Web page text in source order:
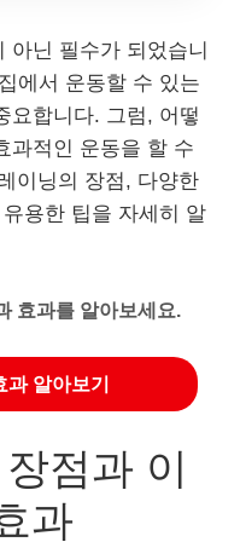
아닌 필수가 되었습니
에서 운동할 수 있는
요합니다. 그럼, 어떻
과적인 운동을 할 수
이닝의 장점, 다양한
용한 팁을 자세히 알
효과를 알아보세요.
알아보기
점과 이
과